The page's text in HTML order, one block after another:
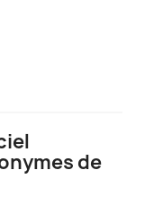
de